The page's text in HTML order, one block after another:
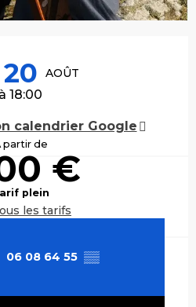
20 AOÛT
à 18:00
calendrier Google
partir de
€
plein
les tarifs
06 08 64 55 ▒▒